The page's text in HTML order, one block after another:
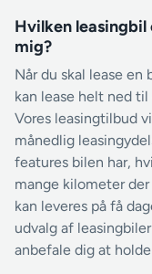
Hvilken
mig?
Når du skal lease en
kan lease helt ned
Vores leasingtilbud
månedlig
features bilen har,
mange kilometer
kan leveres på få
udvalg af
anbefale dig at